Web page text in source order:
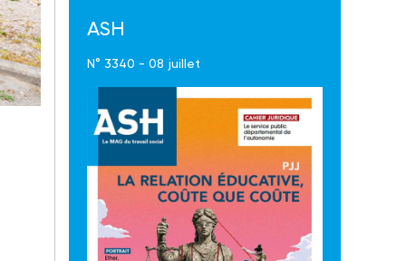
ASH
N° 3340 - 08 juillet